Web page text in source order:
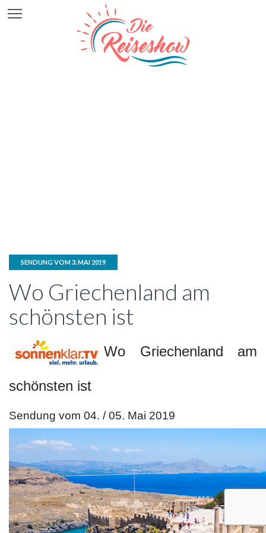
SENDUNG VOM 3. MAI 2019
Wo Griechenland am
schönsten ist
Wo Griechenland am
schönsten ist
Sendung vom 04. / 05. Mai 2019